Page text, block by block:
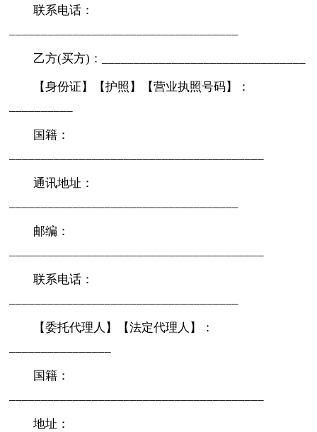
联系电话：
乙方(买方)：________________________________
【身份证】【护照】【营业执照号码】：
国籍：
通讯地址：
邮编：
联系电话：
【委托代理人】【法定代理人】：
国籍：
地址：